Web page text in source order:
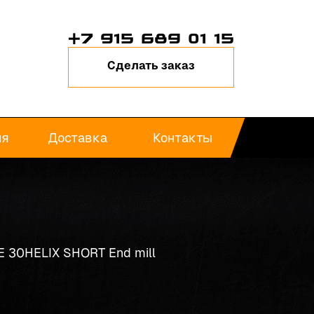
+7 915 689 01 15
Сделать заказ
Доставка Контакты
30HELIX SHORT End mill